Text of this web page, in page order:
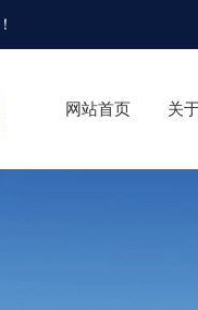
！
网站首页 关